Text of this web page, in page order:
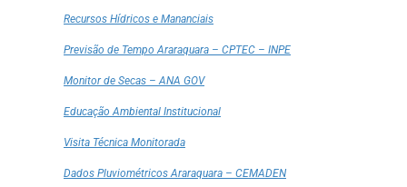
Recursos Hídricos e Mananciais
Previsão de Tempo Araraquara – CPTEC – INPE
Monitor de Secas – ANA GOV
Educação Ambiental Institucional
Visita Técnica Monitorada
Dados Pluviométricos Araraquara – CEMADEN